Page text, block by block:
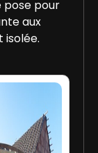
pose pour
aux